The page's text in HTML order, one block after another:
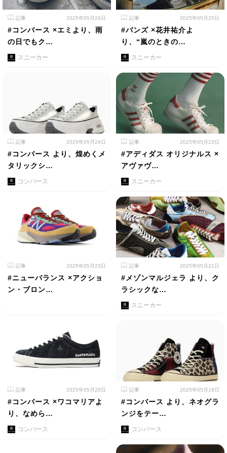
記事 2025年05月26日
#コンバース ×エミより、雨
の日でもク…
スニーカー
記事 2025年05月25日
#バンズ ×花井祐介よ
り、“嵐のときの…
スニーカー
記事 2025年05月24日
#コンバース より、煌めくメ
タリックシ…
コンバース
記事 2025年05月23日
#アディダス オリジナルス ×
アヴァヴ…
スニーカー
記事 2025年05月23日
#ニューバランス ×アクショ
ン・ブロン…
記事 2025年05月21日
#メゾンマルジェラ より、ク
ラシックな…
スニーカー
記事 2025年05月20日
#コンバース ×ワコマリアよ
り、なめら…
コンバース
記事 2025年05月19日
#コンバース より、ネオグラ
ンジをテー…
コンバース